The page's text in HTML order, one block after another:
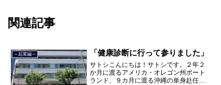
関連記事
～起業編～ 「健康診断に行って参りました」
サトシこんにちは！サトシです。２年２
か月に渡るアメリカ・オレゴン州ポート
ランド、９カ月に渡る沖縄の単身赴任の